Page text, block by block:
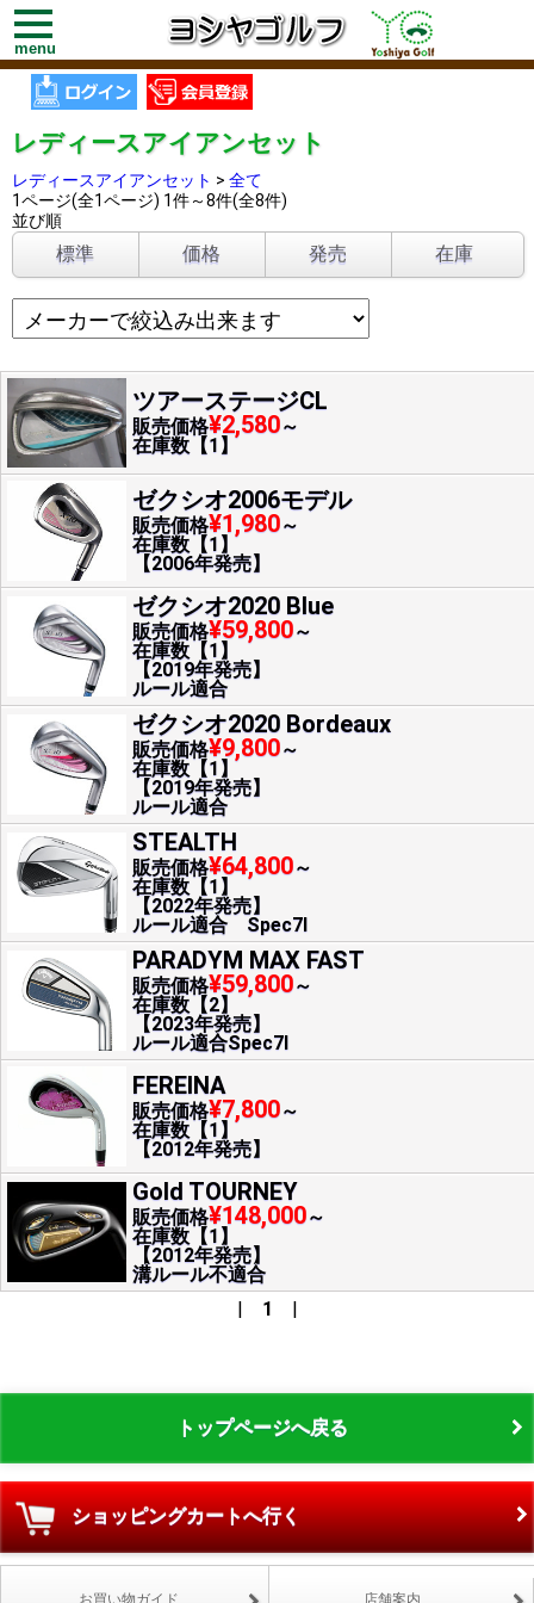
toggle
navigation
menu
レディースアイアンセット
レディースアイアンセット > 全て
1ページ(全1ページ) 1件～8件(全8件)
並び順
標準 価格 発売 在庫
ツアーステージCL
販売価格¥2,580～
在庫数【1】
ゼクシオ2006モデル
販売価格¥1,980～
在庫数【1】
【2006年発売】
ゼクシオ2020 Blue
販売価格¥59,800～
在庫数【1】
【2019年発売】
ルール適合
ゼクシオ2020 Bordeaux
販売価格¥9,800～
在庫数【1】
【2019年発売】
ルール適合
STEALTH
販売価格¥64,800～
在庫数【1】
【2022年発売】
ルール適合 Spec7I
PARADYM MAX FAST
販売価格¥59,800～
在庫数【2】
【2023年発売】
ルール適合Spec7I
FEREINA
販売価格¥7,800～
在庫数【1】
【2012年発売】
Gold TOURNEY
販売価格¥148,000～
在庫数【1】
【2012年発売】
溝ルール不適合
| 1 |
トップページへ戻る
ショッピングカートへ行く
お買い物ガイド 店舗案内